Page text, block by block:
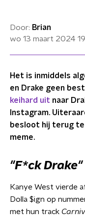
Door: Brian
wo 13 maart 2024
Het is inmiddels
en Drake geen
keihard uit naar
Instagram.
besloot hij terug
meme.
"F*ck Drake"
Kanye West vierde
Dolla $ign op
met hun track